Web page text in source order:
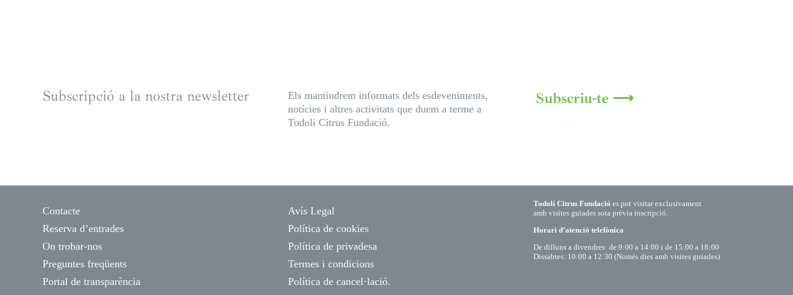
Subscripció a la nostra newsletter
Els mantindrem informats dels esdeveniments,
notícies i altres activitats que duem a terme a
Todoli Citrus Fundació.
Subscriu-te ⟶
Contacte
Reserva d’entrades
On trobar-nos
Preguntes freqüents
Portal de transparència
Avís Legal
Política de cookies
Política de privadesa
Termes i condicions
Política de cancel·lació.
Todolí Citrus Fundació es pot visitar exclusivament
amb visites guiades sota prèvia inscripció.
Horari d’atenció telefònica
De dilluns a divendres: de 9:00 a 14:00 i de 15:00 a 18:00
Dissabtes: 10:00 a 12:30 (Només dies amb visites guiades)